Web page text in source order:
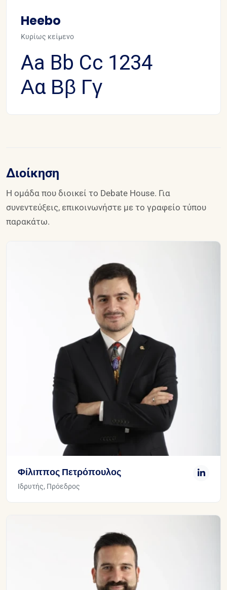
Heebo
Κυρίως κείμενο
Aa Bb Cc 1234
Αα Ββ Γγ
Διοίκηση
Η ομάδα που διοικεί το Debate House. Για
συνεντεύξεις, επικοινωνήστε με το γραφείο τύπου
παρακάτω.
Φίλιππος Πετρόπουλος
Ιδρυτής, Πρόεδρος